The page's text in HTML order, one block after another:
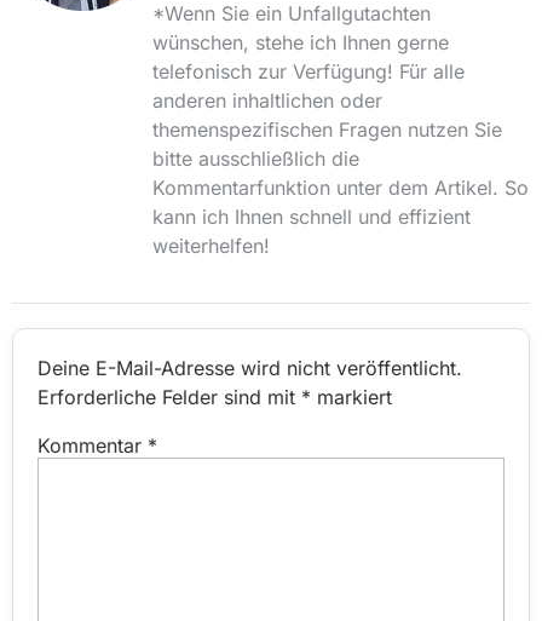
*Wenn Sie ein Unfallgutachten
wünschen, stehe ich Ihnen gerne
telefonisch zur Verfügung! Für alle
anderen inhaltlichen oder
themenspezifischen Fragen nutzen Sie
bitte ausschließlich die
Kommentarfunktion unter dem Artikel. So
kann ich Ihnen schnell und effizient
weiterhelfen!
Deine E-Mail-Adresse wird nicht veröffentlicht.
Erforderliche Felder sind mit * markiert
Kommentar *